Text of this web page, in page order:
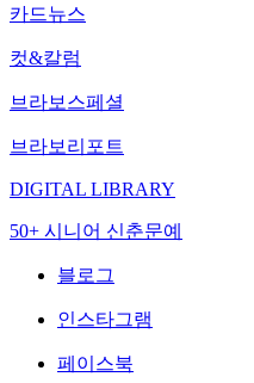
카드뉴스
컷&칼럼
브라보스페셜
브라보리포트
DIGITAL LIBRARY
50+ 시니어 신춘문예
블로그
인스타그램
페이스북